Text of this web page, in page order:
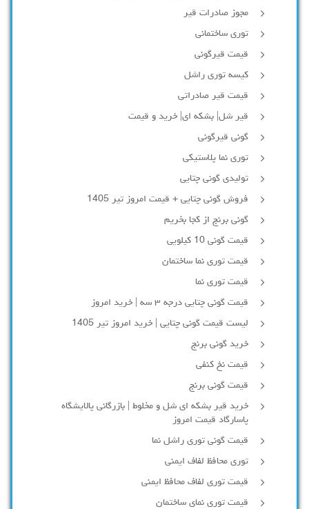
مجوز صادرات قیر
توری ساختمانی
قیمت قیرگونی
کیسه توری راشل
قیمت قیر صادراتی
قیر شل| بشکه ای| خرید و قیمت
گونی قیرگونی
توری نما پلاستیکی
تولیدی گونی چتایی
فروش گونی چتایی + قیمت امروز تیر 1405
گونی برنج از کجا بخریم
قیمت گونی 10 کیلویی
قیمت توری نما ساختمان
قیمت توری نما
قیمت گونی چتایی درجه ۳ سه | خرید امروز
لیست قیمت گونی چتایی | خرید امروز تیر 1405
خرید گونی برنج
قیمت نخ کنفی
قیمت گونی برنج
خرید قیر بشکه ای شل و مخلوط | بازرگانی پالایشگاه
پاسارگاد قیمت امروز
قیمت گونی توری راشل نما
توری محافظ لفاف ایمنی
قیمت توری لفاف محافظ ایمنی
قیمت توری نمای ساختمان